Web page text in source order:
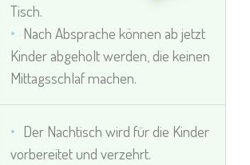
Tisch.
Nach Absprache können ab jetzt
Kinder abgeholt werden, die keinen
Mittagsschlaf machen.
Der Nachtisch wird für die Kinder
vorbereitet und verzehrt.